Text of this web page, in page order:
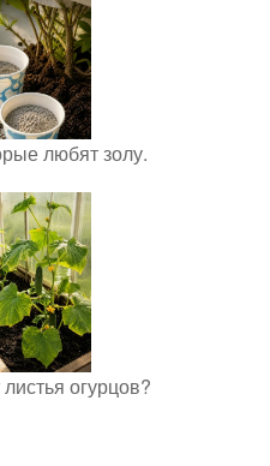
любят золу.
огурцов?